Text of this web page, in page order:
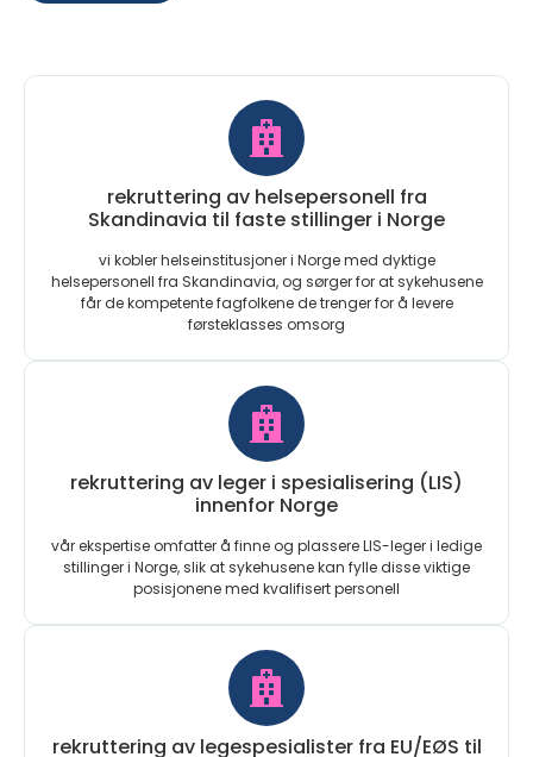
rekruttering av helsepersonell fra
Skandinavia til faste stillinger i Norge
vi kobler helseinstitusjoner i Norge med dyktige
helsepersonell fra Skandinavia, og sørger for at sykehusene
får de kompetente fagfolkene de trenger for å levere
førsteklasses omsorg
rekruttering av leger i spesialisering (LIS)
innenfor Norge
vår ekspertise omfatter å finne og plassere LIS-leger i ledige
stillinger i Norge, slik at sykehusene kan fylle disse viktige
posisjonene med kvalifisert personell
rekruttering av legespesialister fra EU/EØS til